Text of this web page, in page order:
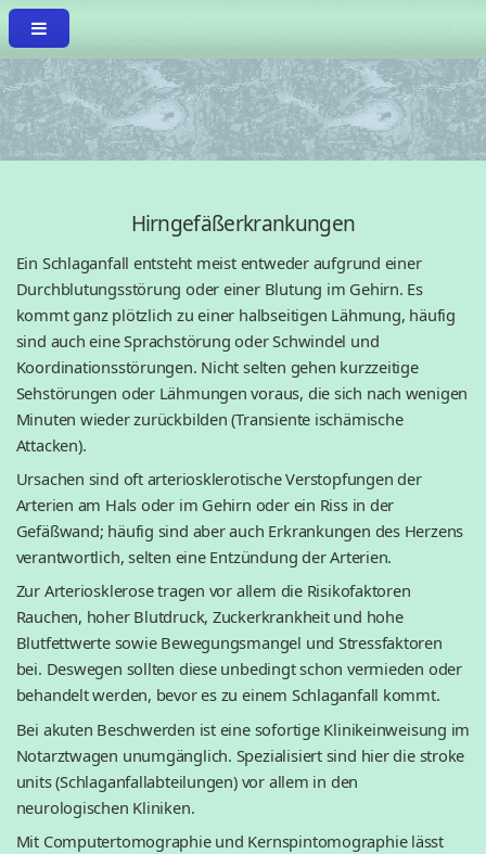
Hirngefäßerkrankungen
Ein Schlaganfall entsteht meist entweder aufgrund einer
Durchblutungsstörung oder einer Blutung im Gehirn. Es
kommt ganz plötzlich zu einer halbseitigen Lähmung, häufig
sind auch eine Sprachstörung oder Schwindel und
Koordinationsstörungen. Nicht selten gehen kurzzeitige
Sehstörungen oder Lähmungen voraus, die sich nach wenigen
Minuten wieder zurückbilden (Transiente ischämische
Attacken).
Ursachen sind oft arteriosklerotische Verstopfungen der
Arterien am Hals oder im Gehirn oder ein Riss in der
Gefäßwand; häufig sind aber auch Erkrankungen des Herzens
verantwortlich, selten eine Entzündung der Arterien.
Zur Arteriosklerose tragen vor allem die Risikofaktoren
Rauchen, hoher Blutdruck, Zuckerkrankheit und hohe
Blutfettwerte sowie Bewegungsmangel und Stressfaktoren
bei. Deswegen sollten diese unbedingt schon vermieden oder
behandelt werden, bevor es zu einem Schlaganfall kommt.
Bei akuten Beschwerden ist eine sofortige Klinikeinweisung im
Notarztwagen unumgänglich. Spezialisiert sind hier die stroke
units (Schlaganfallabteilungen) vor allem in den
neurologischen Kliniken.
Mit Computertomographie und Kernspintomographie lässt